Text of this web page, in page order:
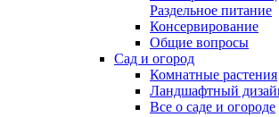
Раздельное питание
Консервирование
Общие вопросы
Сад и огород
Комнатные растения
Ландшафтный
Все о саде и огороде